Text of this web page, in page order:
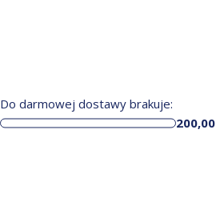
Do darmowej dostawy brakuje:
200,00